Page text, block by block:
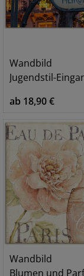
Wandbild
Jugendstil-Eingang zu
ab 18,90 €
Wandbild
Blumen und